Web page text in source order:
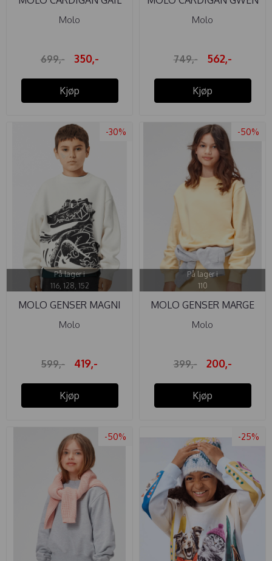
IVY GREEN
Molo
699,- 350,-
Kjøp
RISING SUN
Molo
749,- 562,-
Kjøp
-30%
På lager i
116, 128, 152
MOLO GENSER MAGNI
WHITE NOISE
Molo
599,- 419,-
Kjøp
-50%
På lager i
110
MOLO GENSER MARGE
IMPALA
Molo
399,- 200,-
Kjøp
-50% -25%